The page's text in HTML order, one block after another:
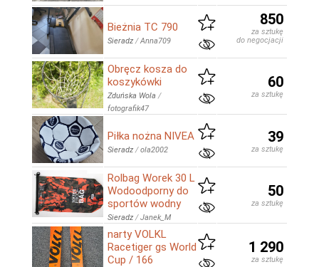
Bieżnia TC 790
Sieradz /Anna709
850
za sztukę
do negocjacji
Obręcz kosza do
koszykówki
Zduńska Wola /
fotografik47
60
za sztukę
Piłka nożna NIVEA
Sieradz /ola2002
39
za sztukę
Rolbag Worek 30 L
Wodoodporny do
sportów wodny
Sieradz /Janek_M
50
za sztukę
narty VOLKL
Racetiger gs World
Cup / 166
1 290
za sztukę